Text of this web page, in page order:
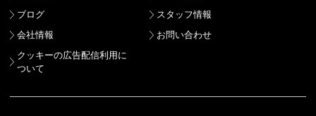
ブログ
スタッフ情報
会社情報
お問い合わせ
クッキーの広告配信利用に
ついて